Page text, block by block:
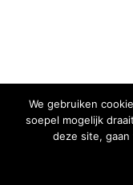
We gebruiken
soepel mogelijk
deze site,